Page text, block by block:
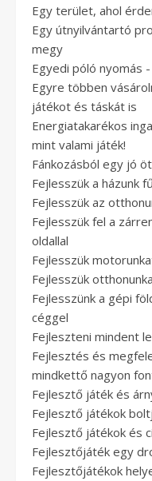
Egy terület, ahol
Egy útnyilvántartó
megy
Egyedi póló nyomás
Egyre többen
játékot és táskát is
Energiatakarékos
mint valami játék!
Fánkozásból egy jó
Fejlesszük a házunk
Fejlesszük az
Fejlesszük fel a
oldallal
Fejlesszük
Fejlesszük
Fejlesszünk a gépi
céggel
Fejleszteni mindent
Fejlesztés és
mindkettő nagyon
Fejlesztő játék és
Fejlesztő játékok
Fejlesztő játékok és
Fejlesztőjáték egy
Fejlesztőjátékok